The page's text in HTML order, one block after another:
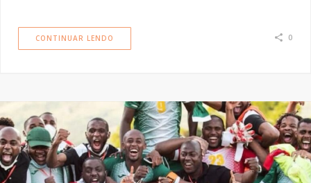
CONTINUAR LENDO 0